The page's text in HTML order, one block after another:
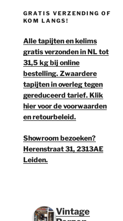
GRATIS VERZENDING OF
KOM LANGS!
Alle tapijten en kelims
gratis verzonden in NL tot
31,5 kg bij online
bestelling. Zwaardere
tapijten in overleg tegen
gereduceerd tarief. Klik
hier voor de voorwaarden
en retourbeleid.
Showroom bezoeken?
Herenstraat 31, 2313AE
Leiden.
Vintage